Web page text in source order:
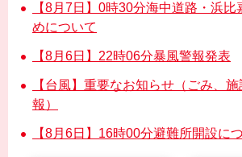
【8月7日】0時30分海中道路・浜比
めについて
【8月6日】22時06分暴風警報発表
【台風】重要なお知らせ（ごみ、
報）
【8月6日】16時00分避難所開設に